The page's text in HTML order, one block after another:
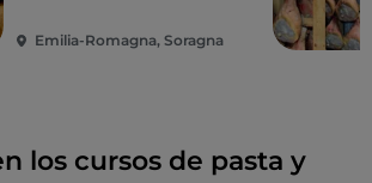
Emilia-Romagna, Soragna
los cursos de pasta y